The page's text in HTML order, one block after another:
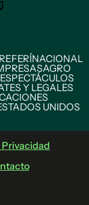
REFERÍNACIONAL
AGRO
Y LEGALES
UNIDOS